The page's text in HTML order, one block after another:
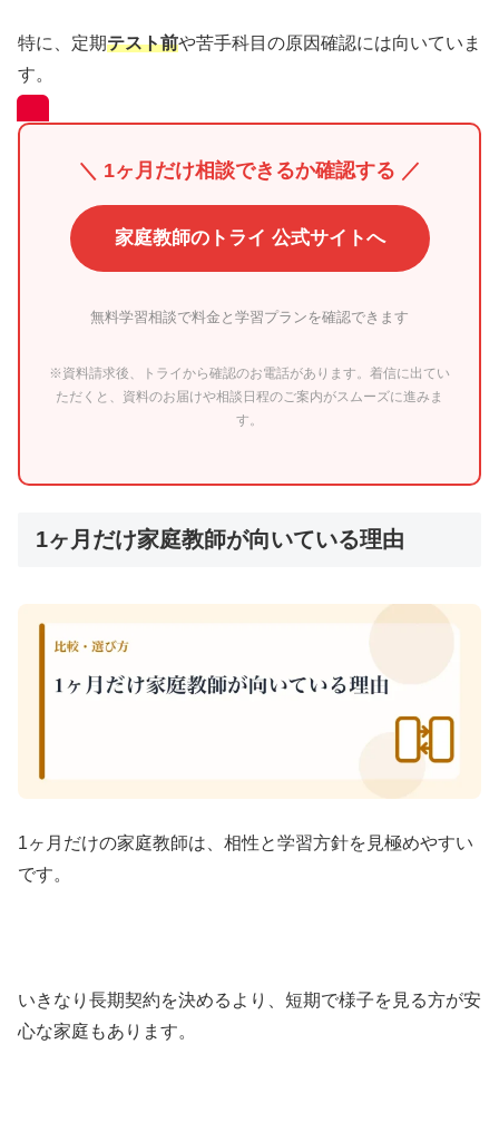
特に、定期テスト前や苦手科目の原因確認には向いていま
す。
＼ 1ヶ月だけ相談できるか確認する ／
家庭教師のトライ 公式サイトへ
無料学習相談で料金と学習プランを確認できます
※資料請求後、トライから確認のお電話があります。着信に出てい
ただくと、資料のお届けや相談日程のご案内がスムーズに進みま
す。
1ヶ月だけ家庭教師が向いている理由
1ヶ月だけの家庭教師は、相性と学習方針を見極めやすい
です。
いきなり長期契約を決めるより、短期で様子を見る方が安
心な家庭もあります。